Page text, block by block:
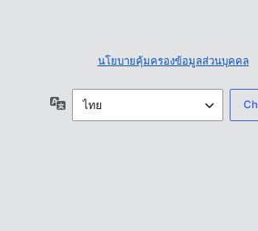
นโยบายคุ้มครองข้อมูลส่วนบุคคล
ภาษา